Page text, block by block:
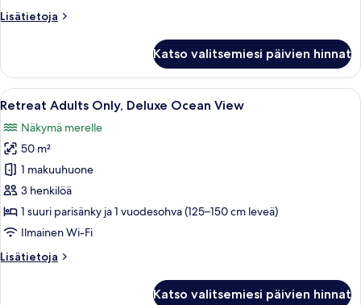
kuvat
Lisätietoja
Lisätietoja
Only,
Deluxe
Garden
Katso valitsemiesi päivien hinnat
Avaa
kaikki
huonetyypin
Retreat
Adults
Only,
Deluxe
Ocean
kuvat
Parveke, jolta avautuu näkymä
8
Retreat Adults Only, Deluxe Ocean View
Näkymä merelle
50 m²
1 makuuhuone
3 henkilöä
1 suuri parisänky ja 1 vuodesohva (125–150 cm leveä)
Ilmainen Wi-Fi
Lisätietoja
Lisätietoja
Katso valitsemiesi päivien hinnat